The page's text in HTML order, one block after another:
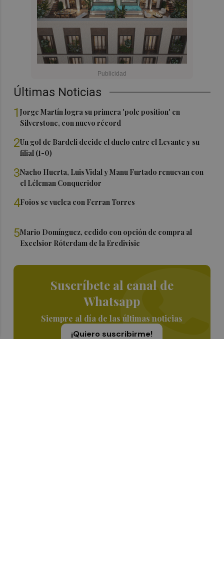
Últimas Noticias
1Jorge Martín logra su primera 'pole position' en
Silverstone, con nuevo récord
2Un gol de Bardeli decide el duelo entre el Levante y su
filial (1-0)
3Nacho Huerta, Luis Vidal y Manu Furtado renuevan con
el Léleman Conqueridor
4Foios se vuelca con Ferran Torres
5Mario Domínguez, cedido con opción de compra al
Excelsior Róterdam de la Eredivisie
Suscríbete al canal de
Whatsapp
Siempre al día de las últimas noticias
¡Quiero suscribirme!